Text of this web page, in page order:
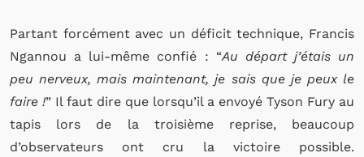
Partant forcément avec un déficit technique, Francis
Ngannou a lui-même confié : “Au départ j’étais un
peu nerveux, mais maintenant, je sais que je peux le
faire !” Il faut dire que lorsqu’il a envoyé Tyson Fury au
tapis lors de la troisième reprise, beaucoup
d’observateurs ont cru la victoire possible.